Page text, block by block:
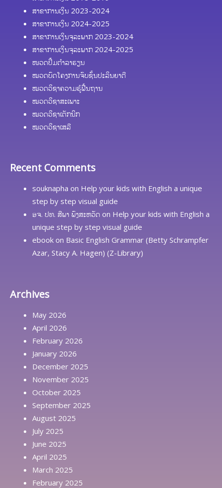
ສາຂາການເງິນ 2023-2024
ສາຂາການເງິນ 2024-2025
ສາຂາການເງິນຈຸລະພາກ 2023-2024
ສາຂາການເງິນຈຸລະພາກ 2024-2025
ໜວດປຶ້ມຕຳລາຮຽນ
ໝວດບົດໂຄງການຈົບຊັ້ນປະລິນຍາຕີ
ໝວດວິຊາຄວາມຮູ້ຟື້ນຖານ
ໝວດວິຊາສະເພາະ
ໝວດວິຊາເຕັກນິກ
ໝວດວິຊາເສລີ
Recent Comments
souknapha on Help your kids with English a unique
step by step visual guide
ອຈ. ປທ. ສີພາ ພົງສະຫວັດ on Help your kids with English a
unique step by step visual guide
ebook on Basic English Grammar (Betty Schrampfer
Azar, Stacy A. Hagen) (Z-Library)
Archives
May 2026
April 2026
February 2026
January 2026
December 2025
November 2025
October 2025
September 2025
August 2025
July 2025
June 2025
April 2025
March 2025
February 2025